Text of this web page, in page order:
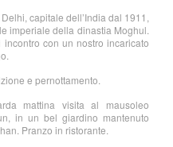
capitale dell’India dal 1911,
imperiale della dinastia Moghul.
con un nostro incaricato
e pernottamento.
mattina visita al mausoleo
in un bel giardino mantenuto
Pranzo in ristorante.